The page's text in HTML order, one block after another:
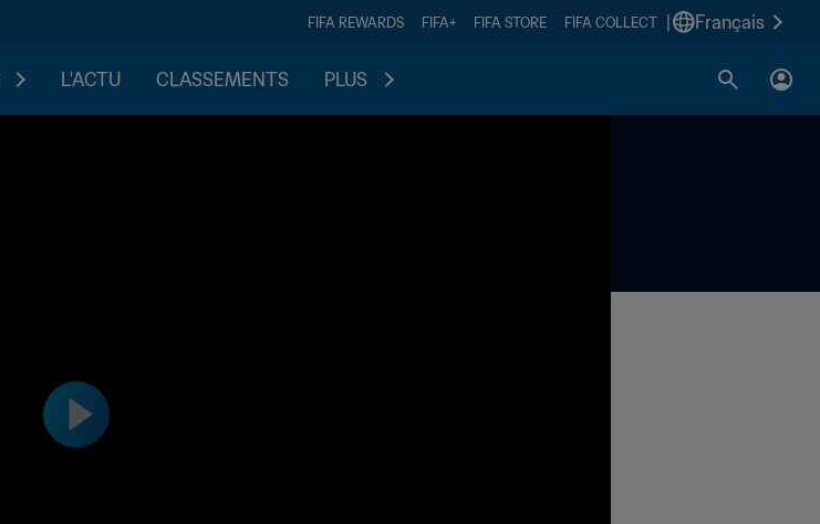
FIFA REWARDS FIFA+ FIFA STORE FIFA COLLECT Français
L'ACTU CLASSEMENTS PLUS